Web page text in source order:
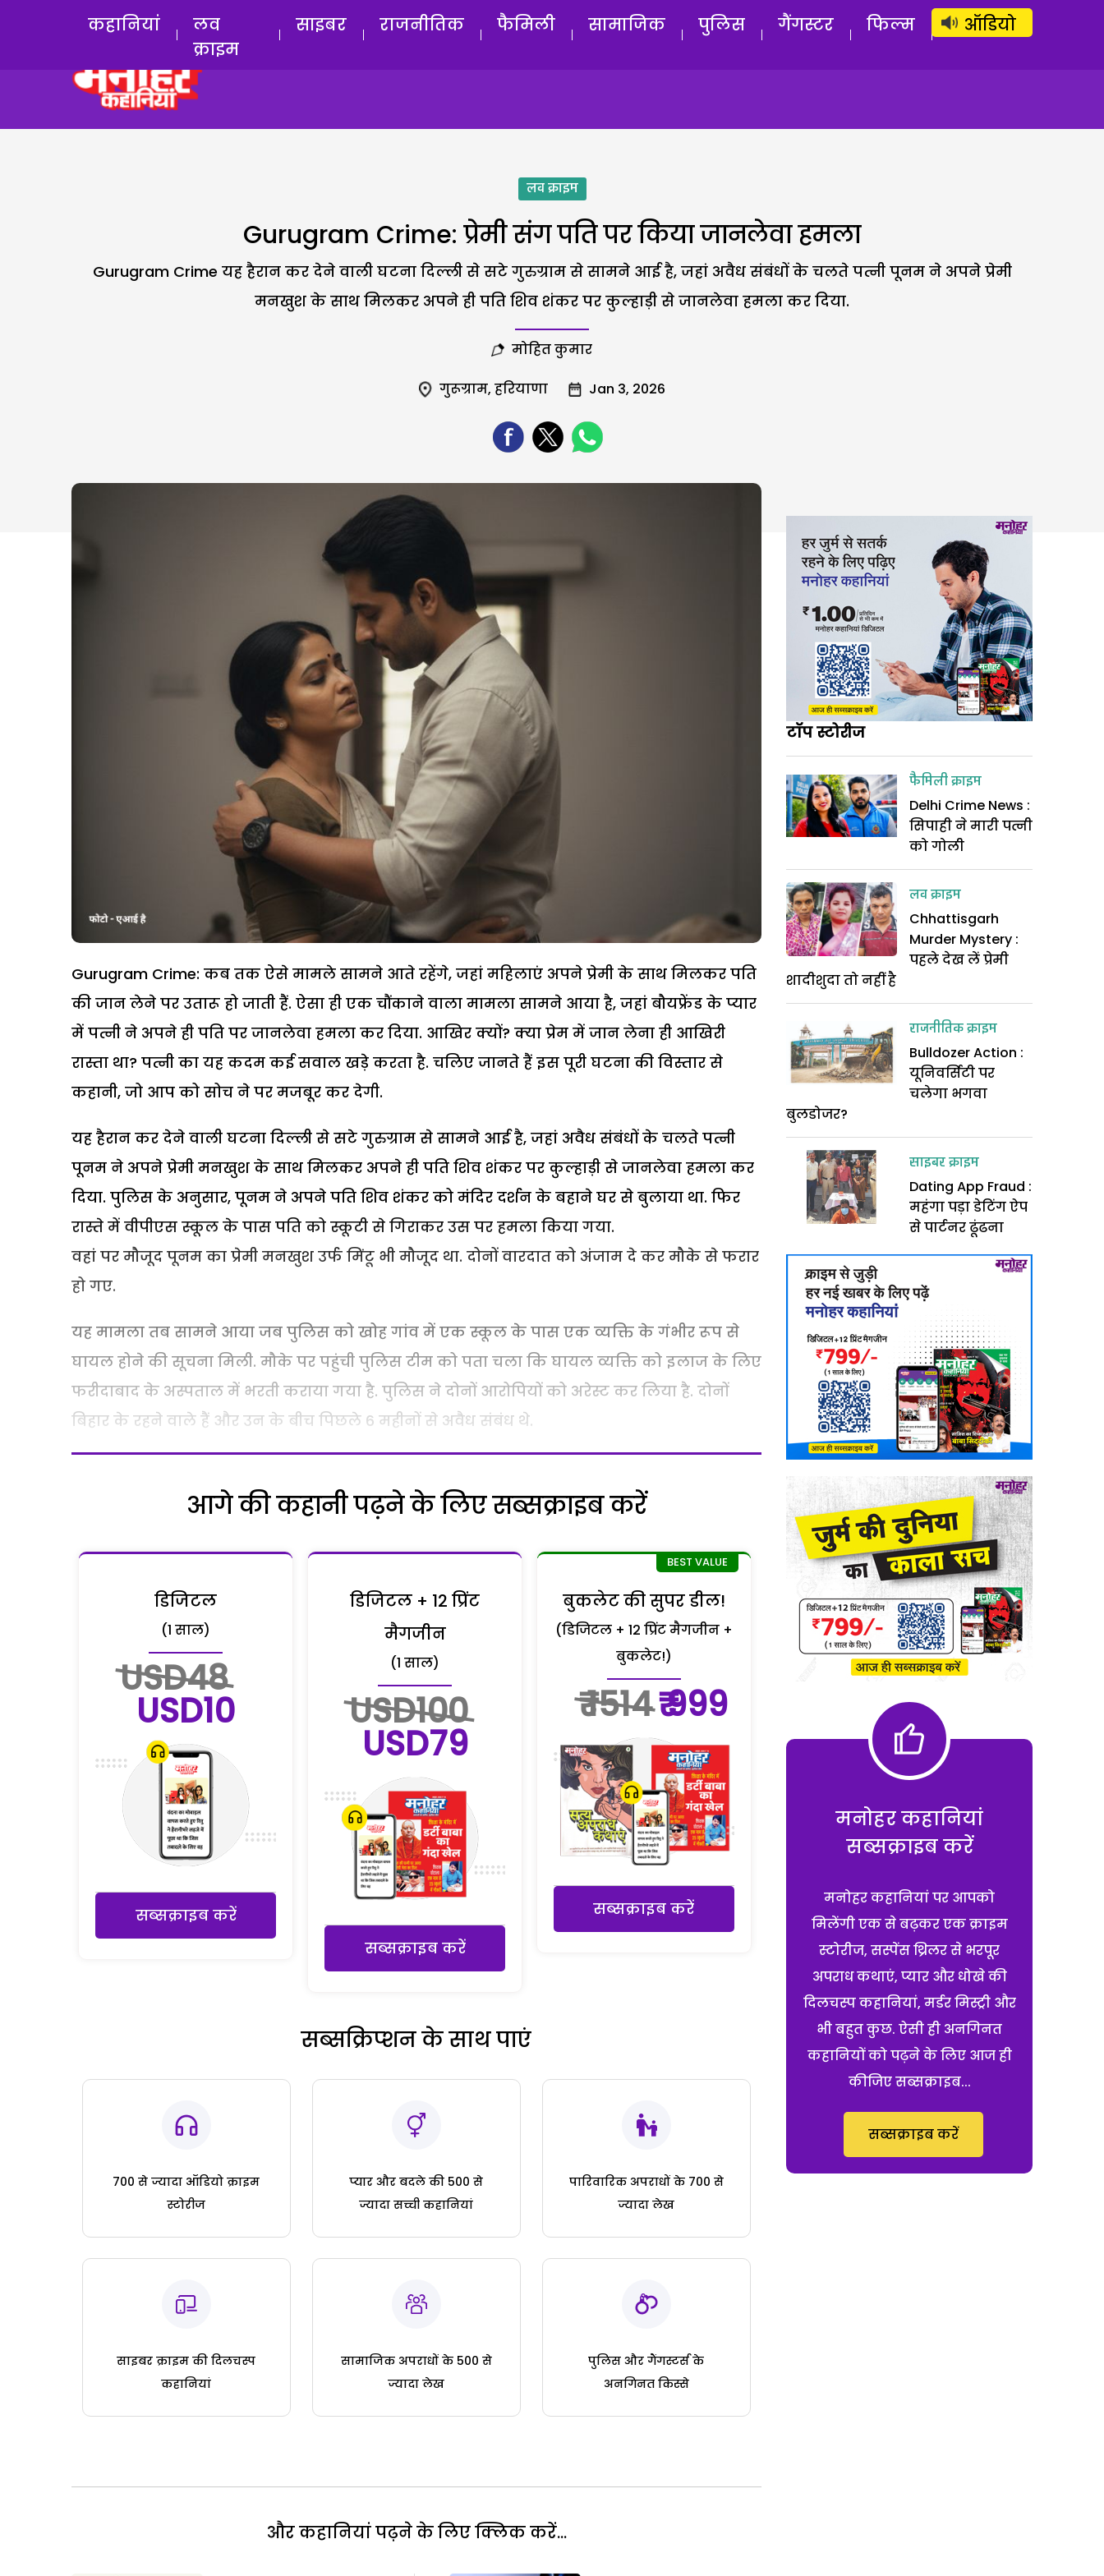
लॉग इन सब्सक्राइब करें
कहानियां
लव
क्राइम
साइबर राजनीतिक फैमिली सामाजिक पुलिस गैंगस्टर फिल्म ऑडियो
लव क्राइम
Gurugram Crime: प्रेमी संग पति पर किया जानलेवा हमला
Gurugram Crime यह हैरान कर देने वाली घटना दिल्ली से सटे गुरुग्राम से सामने आई है, जहां अवैध संबंधों के चलते पत्नी पूनम ने अपने प्रेमी
मनखुश के साथ मिलकर अपने ही पति शिव शंकर पर कुल्हाड़ी से जानलेवा हमला कर दिया.
मोहित कुमार
गुरूग्राम, हरियाणा Jan 3, 2026
Gurugram Crime: कब तक ऐसे मामले सामने आते रहेंगे, जहां महिलाएं अपने प्रेमी के साथ मिलकर पति
की जान लेने पर उतारू हो जाती हैं. ऐसा ही एक चौंकाने वाला मामला सामने आया है, जहां बौयफ्रेंड के प्यार
में पत्नी ने अपने ही पति पर जानलेवा हमला कर दिया. आखिर क्यों? क्या प्रेम में जान लेना ही आखिरी
रास्ता था? पत्नी का यह कदम कई सवाल खड़े करता है. चलिए जानते हैं इस पूरी घटना की विस्तार से
कहानी, जो आप को सोच ने पर मजबूर कर देगी.
यह हैरान कर देने वाली घटना दिल्ली से सटे गुरुग्राम से सामने आई है, जहां अवैध संबंधों के चलते पत्नी
पूनम ने अपने प्रेमी मनखुश के साथ मिलकर अपने ही पति शिव शंकर पर कुल्हाड़ी से जानलेवा हमला कर
दिया. पुलिस के अनुसार, पूनम ने अपने पति शिव शंकर को मंदिर दर्शन के बहाने घर से बुलाया था. फिर
रास्ते में वीपीएस स्कूल के पास पति को स्कूटी से गिराकर उस पर हमला किया गया.
वहां पर मौजूद पूनम का प्रेमी मनखुश उर्फ मिंटू भी मौजूद था. दोनों वारदात को अंजाम दे कर मौके से फरार
हो गए.
यह मामला तब सामने आया जब पुलिस को खोह गांव में एक स्कूल के पास एक व्यक्ति के गंभीर रूप से
घायल होने की सूचना मिली. मौके पर पहुंची पुलिस टीम को पता चला कि घायल व्यक्ति को इलाज के लिए
फरीदाबाद के अस्पताल में भरती कराया गया है. पुलिस ने दोनों आरोपियों को अरेस्ट कर लिया है. दोनों
बिहार के रहने वाले हैं और उन के बीच पिछले 6 महीनों से अवैध संबंध थे.
आगे की कहानी पढ़ने के लिए सब्सक्राइब करें
डिजिटल
(1 साल)
USD48
USD10
सब्सक्राइब करें
डिजिटल + 12 प्रिंट
मैगजीन
(1 साल)
USD100
USD79
सब्सक्राइब करें
बुकलेट की सुपर डील!
(डिजिटल + 12 प्रिंट मैगजीन +
बुकलेट!)
₹ 1514₹ 999
सब्सक्राइब करें
सब्सक्रिप्शन के साथ पाएं
700 से ज्यादा ऑडियो क्राइम
स्टोरीज
प्यार और बदले की 500 से
ज्यादा सच्ची कहानियां
पारिवारिक अपराधों के 700 से
ज्यादा लेख
साइबर क्राइम की दिलचस्प
कहानियां
सामाजिक अपराधों के 500 से
ज्यादा लेख
पुलिस और गैंगस्टर्स के
अनगिनत किस्से
और कहानियां पढ़ने के लिए क्लिक करें...
टॉप स्टोरीज
फैमिली क्राइम
Delhi Crime News :
सिपाही ने मारी पत्नी
को गोली
लव क्राइम
Chhattisgarh
Murder Mystery :
पहले देख लें प्रेमी
शादीशुदा तो नहीं है
राजनीतिक क्राइम
Bulldozer Action :
यूनिवर्सिटी पर
चलेगा भगवा
बुलडोजर?
साइबर क्राइम
Dating App Fraud :
महंगा पड़ा डेटिंग ऐप
से पार्टनर ढूंढना
मनोहर कहानियां
सब्सक्राइब करें
मनोहर कहानियां पर आपको
मिलेंगी एक से बढ़कर एक क्राइम
स्टोरीज, सस्पेंस थ्रिलर से भरपूर
अपराध कथाएं, प्यार और धोखे की
दिलचस्प कहानियां, मर्डर मिस्ट्री और
भी बहुत कुछ. ऐसी ही अनगिनत
कहानियों को पढ़ने के लिए आज ही
कीजिए सब्सक्राइब...
सब्सक्राइब करें